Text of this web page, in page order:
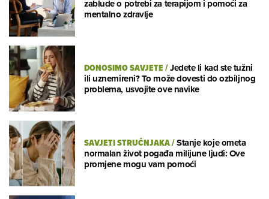
zablude o potrebi za terapijom i pomoći za
mentalno zdravlje
DONOSIMO SAVJETE/Jedete li kad ste tužni
ili uznemireni? To može dovesti do ozbiljnog
problema, usvojite ove navike
SAVJETI STRUČNJAKA/Stanje koje ometa
normalan život pogađa milijune ljudi: Ove
promjene mogu vam pomoći